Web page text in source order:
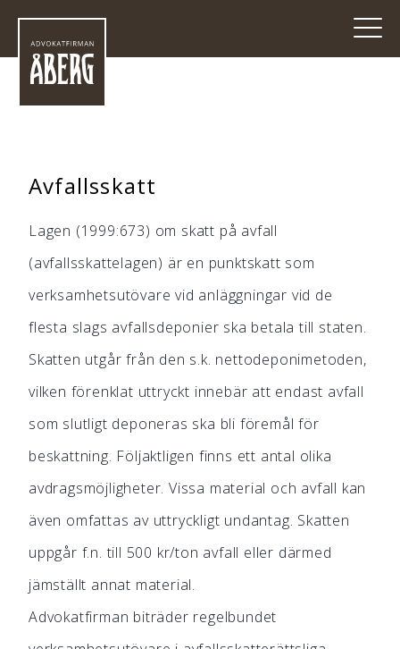
Avfallsskatt
Lagen (1999:673) om skatt på avfall
(avfallsskattelagen) är en punktskatt som
verksamhetsutövare vid anläggningar vid de
flesta slags avfallsdeponier ska betala till staten.
Skatten utgår från den s.k. nettodeponimetoden,
vilken förenklat uttryckt innebär att endast avfall
som slutligt deponeras ska bli föremål för
beskattning. Följaktligen finns ett antal olika
avdragsmöjligheter. Vissa material och avfall kan
även omfattas av uttryckligt undantag. Skatten
uppgår f.n. till 500 kr/ton avfall eller därmed
jämställt annat material.
Advokatfirman biträder regelbundet